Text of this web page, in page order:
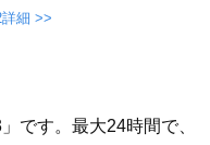
細 >>
です。最大24時間で、